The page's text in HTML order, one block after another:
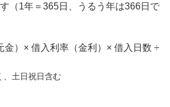
（1年＝365日、うるう年は366日で
金）× 借入利率（金利）× 借入日数 ÷
、土日祝日含む